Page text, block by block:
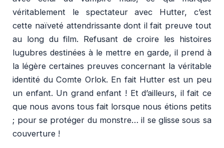
véritablement le spectateur avec Hutter, c’est
cette naïveté attendrissante dont il fait preuve tout
au long du film. Refusant de croire les histoires
lugubres destinées à le mettre en garde, il prend à
la légère certaines preuves concernant la véritable
identité du Comte Orlok. En fait Hutter est un peu
un enfant. Un grand enfant ! Et d’ailleurs, il fait ce
que nous avons tous fait lorsque nous étions petits
; pour se protéger du monstre… il se glisse sous sa
couverture !